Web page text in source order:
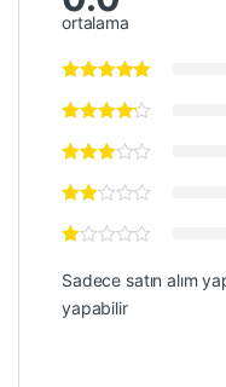
ortalama
Sadece satın alım
yapabilir